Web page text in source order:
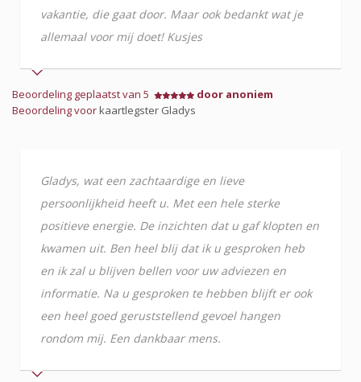
vakantie, die gaat door. Maar ook bedankt wat je
allemaal voor mij doet! Kusjes
Beoordeling geplaatst van 5
door anoniem
Beoordeling voorkaartlegster Gladys
Gladys, wat een zachtaardige en lieve
persoonlijkheid heeft u. Met een hele sterke
positieve energie. De inzichten dat u gaf klopten en
kwamen uit. Ben heel blij dat ik u gesproken heb
en ik zal u blijven bellen voor uw adviezen en
informatie. Na u gesproken te hebben blijft er ook
een heel goed geruststellend gevoel hangen
rondom mij. Een dankbaar mens.